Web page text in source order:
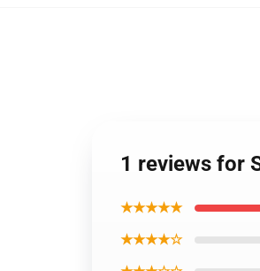
1 reviews for
★★★★★
★★★★☆